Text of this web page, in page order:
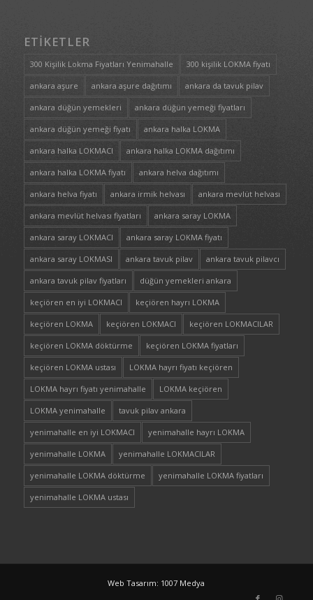
ETIKETLER
300 Kişilik Lokma Fiyatları Yenimahalle 300 kişilik LOKMA fiyatı
ankara aşure ankara aşure dağıtımı ankara da tavuk pilav
ankara düğün yemekleri ankara düğün yemeği fiyatları
ankara düğün yemeği fiyatı ankara halka LOKMA
ankara halka LOKMACI ankara halka LOKMA dağıtımı
ankara halka LOKMA fiyatı ankara helva dağıtımı
ankara helva fiyatı ankara irmik helvası ankara mevlüt helvası
ankara mevlüt helvası fiyatları ankara saray LOKMA
ankara saray LOKMACI ankara saray LOKMA fiyatı
ankara saray LOKMASI ankara tavuk pilav ankara tavuk pilavcı
ankara tavuk pilav fiyatları düğün yemekleri ankara
keçiören en iyi LOKMACI keçiören hayrı LOKMA
keçiören LOKMA keçiören LOKMACI keçiören LOKMACILAR
keçiören LOKMA döktürme keçiören LOKMA fiyatları
keçiören LOKMA ustası LOKMA hayrı fiyatı keçiören
LOKMA hayrı fiyatı yenimahalle LOKMA keçiören
LOKMA yenimahalle tavuk pilav ankara
yenimahalle en iyi LOKMACI yenimahalle hayrı LOKMA
yenimahalle LOKMA yenimahalle LOKMACILAR
yenimahalle LOKMA döktürme yenimahalle LOKMA fiyatları
yenimahalle LOKMA ustası
Web Tasarım: 1007 Medya